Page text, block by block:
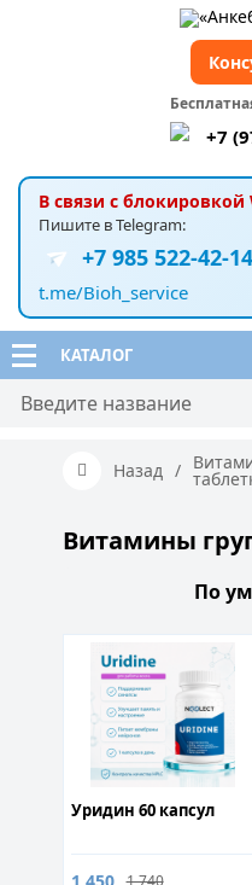
КАТАЛОГ
В связи с блокировкой
Пишите в Telegram:
+7 985 522-42-14
t.me/Bioh_service
+7
Назад /
Витамины
Уридин 60 капсул